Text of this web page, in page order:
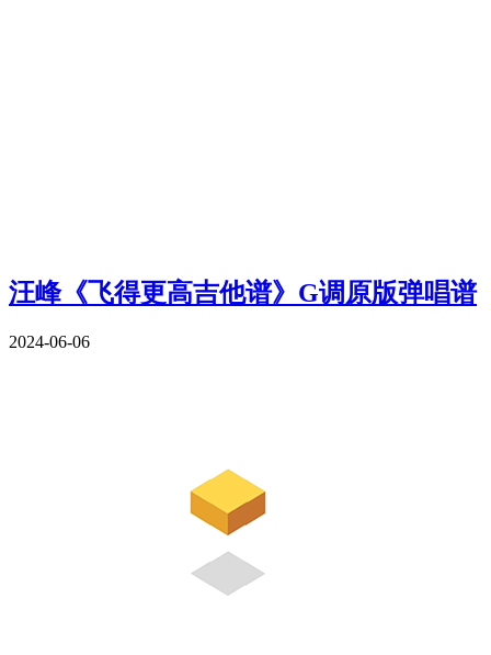
汪峰《飞得更高吉他谱》G调原版弹唱谱
2024-06-06